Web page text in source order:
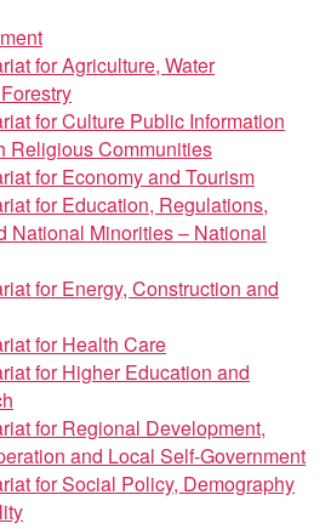
for Agriculture, Water
for Culture Public Information
Religious Communities
for Economy and Tourism
for Education, Regulations,
National Minorities – National
for Energy, Construction and
for Health Care
for Higher Education and
for Regional Development,
and Local Self-Government
for Social Policy, Demography